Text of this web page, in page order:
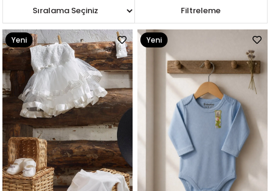
Filtreleme
Sıralama
Yeni
Ürün
Yeni